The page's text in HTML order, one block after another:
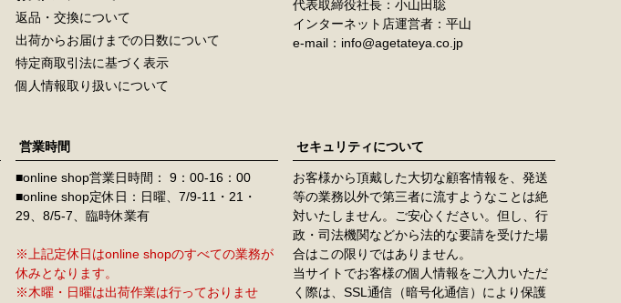
返品・交換について
出荷からお届けまでの日数について
特定商取引法に基づく表示
個人情報取り扱いについて
代表取締役社長：小山田聡
インターネット店運営者：平山
e-mail：info@agetateya.co.jp
営業時間
■online shop営業日時間： 9：00-16：00
■online shop定休日：日曜、7/9-11・21・
29、8/5-7、臨時休業有
※上記定休日はonline shopのすべての業務が
休みとなります。
※木曜・日曜は出荷作業は行っておりませ
セキュリティについて
お客様から頂戴した大切な顧客情報を、発送
等の業務以外で第三者に流すようなことは絶
対いたしません。ご安心ください。但し、行
政・司法機関などから法的な要請を受けた場
合はこの限りではありません。
当サイトでお客様の個人情報をご入力いただ
く際は、SSL通信（暗号化通信）により保護